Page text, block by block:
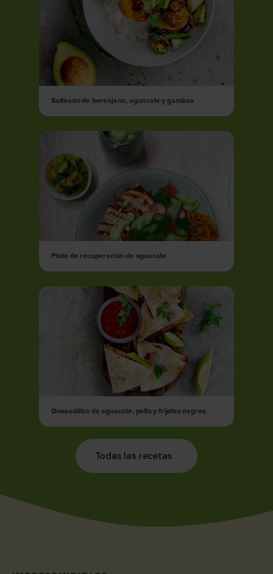
Salteado de berenjena, aguacate y gambas
Plato de recuperación de aguacate
Quesadillas de aguacate, pollo y frijoles negros
Todas las recetas